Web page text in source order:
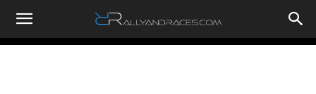
RallyandRaces.com